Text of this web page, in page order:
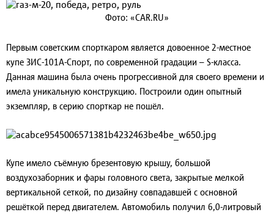
Фото: «CAR.RU»
Первым советским спорткаром является довоенное 2-местное
купе ЗИС-101А-Спорт, по современной градации – S-класса.
Данная машина была очень прогрессивной для своего времени и
имела уникальную конструкцию. Построили один опытный
экземпляр, в серию спорткар не пошёл.
Купе имело съёмную брезентовую крышу, большой
воздухозаборник и фары головного света, закрытые мелкой
вертикальной сеткой, по дизайну совпадавшей с основной
решёткой перед двигателем. Автомобиль получил 6,0-литровый